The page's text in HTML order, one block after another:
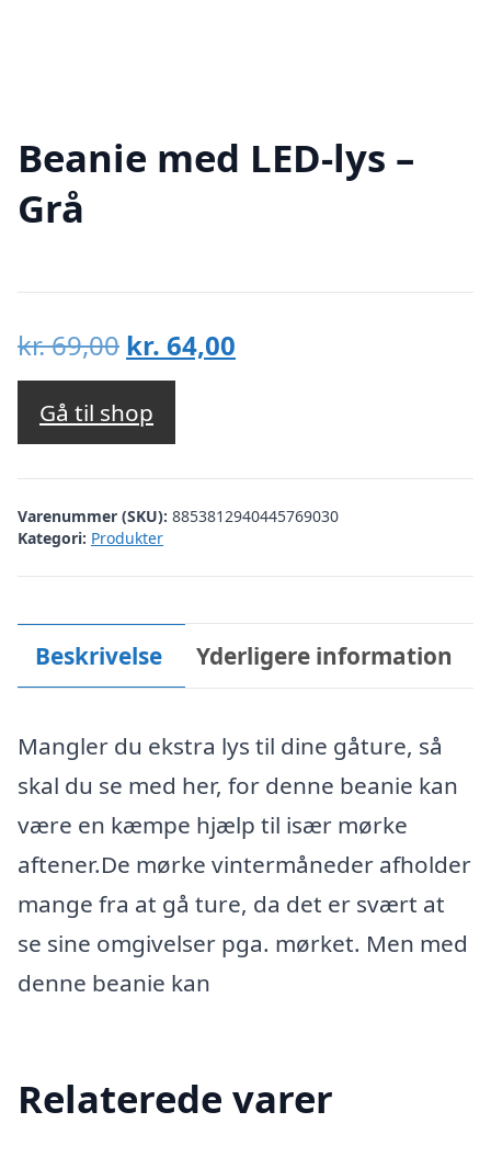
Beanie med LED-lys –
Grå
kr.69,00 Den
oprindelige
pris
var:
kr. 69,00.
kr. 64,00
kr. 64,00.
Gå til shop
Varenummer (SKU): 8853812940445769030
Kategori: Produkter
Beskrivelse Yderligere information
Mangler du ekstra lys til dine gåture, så
skal du se med her, for denne beanie kan
være en kæmpe hjælp til især mørke
aftener.De mørke vintermåneder afholder
mange fra at gå ture, da det er svært at
se sine omgivelser pga. mørket. Men med
denne beanie kan
Relaterede varer